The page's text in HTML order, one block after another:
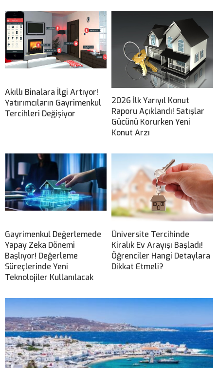
Akıllı Binalara İlgi Artıyor!
Yatırımcıların Gayrimenkul
Tercihleri Değişiyor
2026 İlk Yarıyıl Konut
Raporu Açıklandı! Satışlar
Gücünü Korurken Yeni
Konut Arzı
Gayrimenkul Değerlemede
Yapay Zeka Dönemi
Başlıyor! Değerleme
Süreçlerinde Yeni
Teknolojiler Kullanılacak
Üniversite Tercihinde
Kiralık Ev Arayışı Başladı!
Öğrenciler Hangi Detaylara
Dikkat Etmeli?